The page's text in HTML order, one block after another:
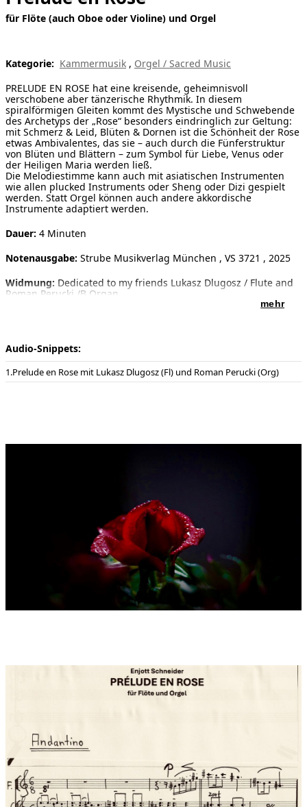
[ Suche ]
Audio-Snippets:
Prelude en Rose mit Lukasz Dlugosz (Fl) und Roman Perucki (Org)
für Flöte (auch Oboe oder Violine) und Orgel
Kategorie: Kammermusik , Orgel / Sacred Music
PRELUDE EN ROSE hat eine kreisende, geheimnisvoll
verschobene aber tänzerische Rhythmik. In diesem
spiralförmigen Gleiten kommt des Mystische und Schwebende
des Archetyps der „Rose“ besonders eindringlich zur Geltung:
mit Schmerz & Leid, Blüten & Dornen ist die Schönheit der Rose
etwas Ambivalentes, das sie – auch durch die Fünferstruktur
von Blüten und Blättern – zum Symbol für Liebe, Venus oder
der Heiligen Maria werden ließ.
Die Melodiestimme kann auch mit asiatischen Instrumenten
wie allen plucked Instruments oder Sheng oder Dizi gespielt
werden. Statt Orgel können auch andere akkordische
Instrumente adaptiert werden.
Dauer: 4 Minuten
Notenausgabe: Strube Musikverlag München , VS 3721 , 2025
Widmung: Dedicated to my friends Lukasz Dlugosz / Flute and
Roman Perucki /B Organ
Uraufführung Interpreten:
Roman Perucki / Orgel
mehr